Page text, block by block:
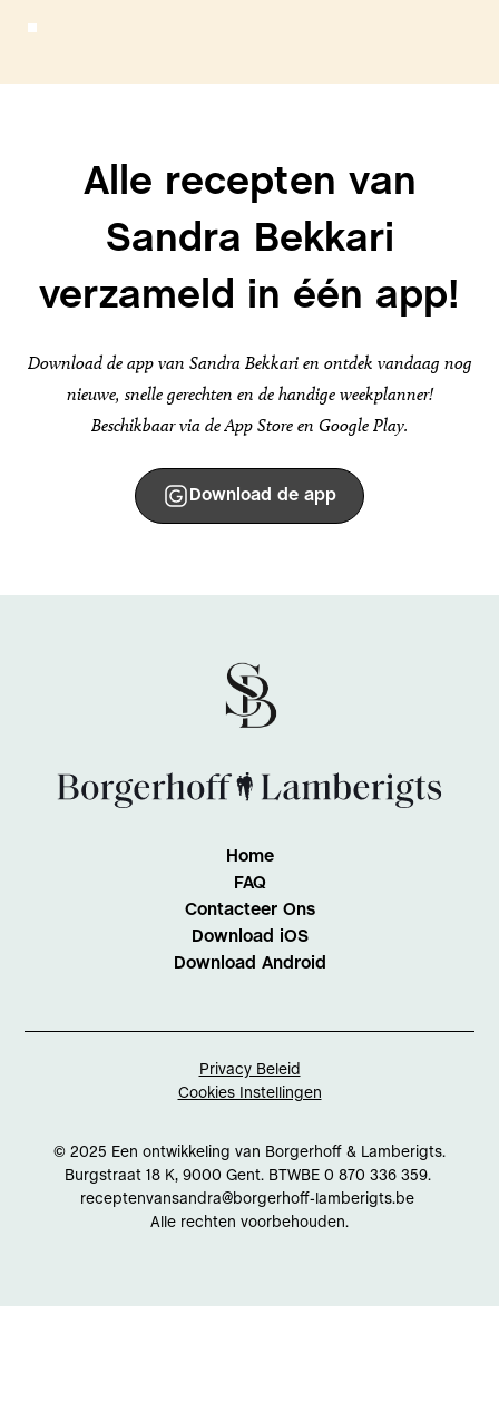
Alle recepten van
Sandra Bekkari
verzameld in één app!
Download de app van Sandra Bekkari en ontdek vandaag nog
nieuwe, snelle gerechten en de handige weekplanner!
Beschikbaar via de App Store en Google Play.
Download de app
Home
FAQ
Contacteer Ons
Download iOS
Download Android
© 2025 Een ontwikkeling van Borgerhoff & Lamberigts.
Burgstraat 18 K, 9000 Gent. BTWBE 0 870 336 359.
receptenvansandra@borgerhoff-lamberigts.be
Alle rechten voorbehouden.
Privacy Beleid
Cookies Instellingen